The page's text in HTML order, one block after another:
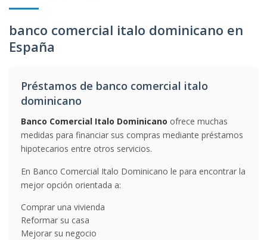
banco comercial italo dominicano en
España
Préstamos de banco comercial italo
dominicano
Banco Comercial Italo Dominicano ofrece muchas
medidas para financiar sus compras mediante préstamos
hipotecarios entre otros servicios.
En Banco Comercial Italo Dominicano le para encontrar la
mejor opción orientada a:
Comprar una vivienda
Reformar su casa
Mejorar su negocio